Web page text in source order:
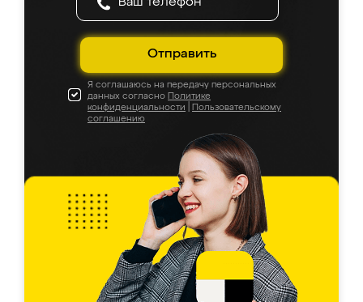
Отправить
Я соглашаюсь на передачу персональных
данных согласно Политике
конфиденциальности
Пользовательскому
соглашению